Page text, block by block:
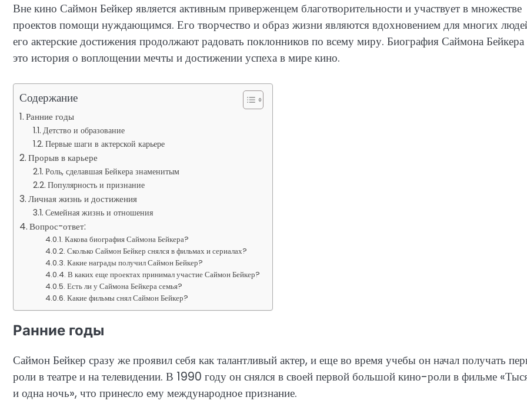
Вне кино Саймон Бейкер является активным приверженцем благотворительности и участвует в множестве
проектов помощи нуждающимся. Его творчество и образ жизни являются вдохновением для многих
его актерские достижения продолжают радовать поклонников по всему миру. Биография Саймона
это история о воплощении мечты и достижении успеха в мире кино.
Содержание
Ранние годы
Детство и образование
Первые шаги в актерской карьере
Прорыв в карьере
Роль, сделавшая Бейкера знаменитым
Популярность и признание
Личная жизнь и достижения
Семейная жизнь и отношения
Вопрос-ответ:
Какова биография Саймона Бейкера?
Сколько Саймон Бейкер снялся в фильмах и сериалах?
Какие награды получил Саймон Бейкер?
В каких еще проектах принимал участие Саймон Бейкер?
Есть ли у Саймона Бейкера семья?
Какие фильмы снял Саймон Бейкер?
Ранние годы
Саймон Бейкер сразу же проявил себя как талантливый актер, и еще во время учебы он начал получать
роли в театре и на телевидении. В 1990 году он снялся в своей первой большой кино-роли в фильме
и одна ночь», что принесло ему международное признание.